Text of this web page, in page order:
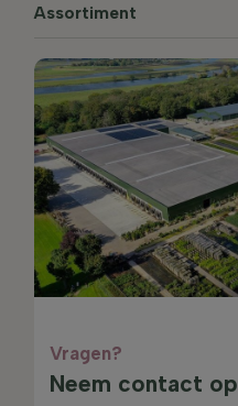
Assortiment
Vragen?
Neem contact op